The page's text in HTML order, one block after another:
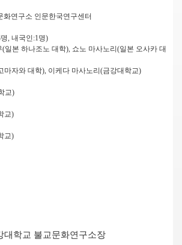
화연구소 인문한국연구센터
, 내국인:1명)
일본 하나조노 대학), 쇼노 마사노리(일본 오사카 대
마자와 대학), 이케다 마사노리(금강대학교)
교)
교)
교)
대학교 불교문화연구소장